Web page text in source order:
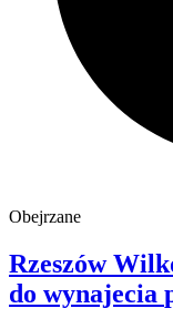
Obejrzane
Rzeszów
do wynajecia